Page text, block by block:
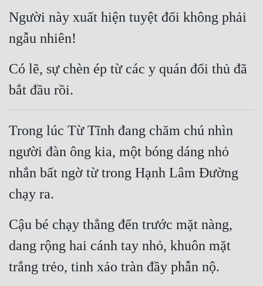
Người này xuất hiện tuyệt đối không phải
ngẫu nhiên!
Có lẽ, sự chèn ép từ các y quán đối thủ đã
bắt đầu rồi.
Trong lúc Từ Tĩnh đang chăm chú nhìn
người đàn ông kia, một bóng dáng nhỏ
nhắn bất ngờ từ trong Hạnh Lâm Đường
chạy ra.
Cậu bé chạy thẳng đến trước mặt nàng,
dang rộng hai cánh tay nhỏ, khuôn mặt
trắng trẻo, tinh xảo tràn đầy phẫn nộ.